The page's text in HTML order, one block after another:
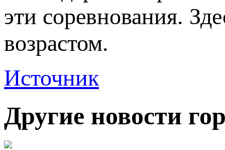
эти соревнования.
возрастом.
Источник
Другие новости